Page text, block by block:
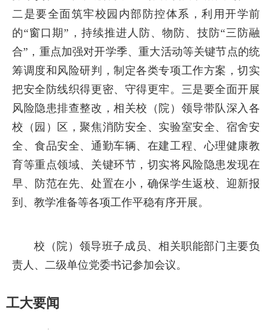
二是要全面筑牢校园内部防控体系，利用开学前
的“窗口期”，持续推进人防、物防、技防“三防融
合”，重点加强对开学季、重大活动等关键节点的统
筹调度和风险研判，制定各类专项工作方案，切实
把安全防线织得更密、守得更牢。三是要全面开展
风险隐患排查整改，相关校（院）领导带队深入各
校（园）区，聚焦消防安全、实验室安全、宿舍安
全、食品安全、通勤车辆、在建工程、心理健康教
育等重点领域、关键环节，切实将风险隐患发现在
早、防范在先、处置在小，确保学生返校、迎新报
到、教学准备等各项工作平稳有序开展。
校（院）领导班子成员、相关职能部门主要负
责人、二级单位党委书记参加会议。
工大要闻